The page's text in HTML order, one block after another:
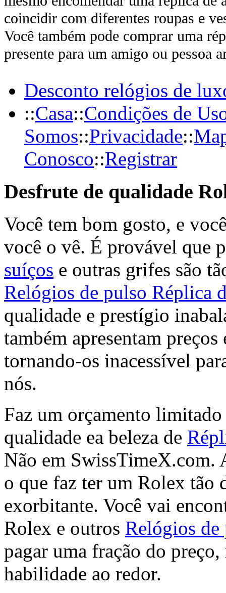
coincidir com diferentes roupas e
Você também pode comprar uma
presente para um amigo ou pessoa
Desconto relógios de
::Casa::Condições de
Somos::Privacidade::
Conosco::Registrar
Desfrute de qualidade
Você tem bom gosto, e
você o vê. É provável que
suíços e outras grifes são
Relógios de pulso Réplica
qualidade e prestígio
também apresentam
tornando-os inacessível
nós.
Faz um orçamento
qualidade ea beleza de
Não em SwissTimeX.com.
o que faz ter um Rolex tão
exorbitante. Você vai
Rolex e outros Relógios
pagar uma fração do
habilidade ao redor.